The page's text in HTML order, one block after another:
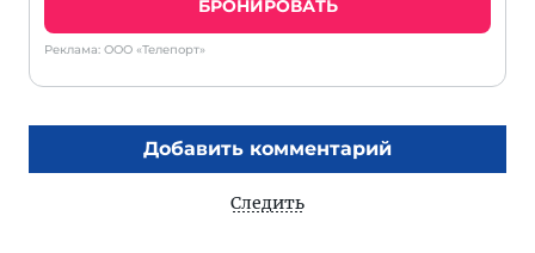
БРОНИРОВАТЬ
Реклама: ООО «Телепорт»
Добавить комментарий
Следить